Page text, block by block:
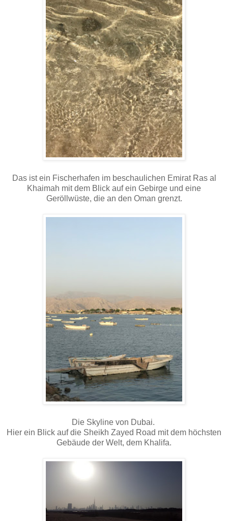
Das ist ein Fischerhafen im beschaulichen Emirat Ras al
Khaimah mit dem Blick auf ein Gebirge und eine
Geröllwüste, die an den Oman grenzt.
Die Skyline von Dubai.
Hier ein Blick auf die Sheikh Zayed Road mit dem höchsten
Gebäude der Welt, dem Khalifa.